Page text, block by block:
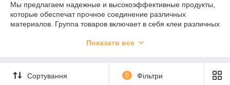
Мы предлагаем надежные и высокоэффективные продукты,
которые обеспечат прочное соединение различных
материалов. Группа товаров включает в себя клеи различных
варианты. Независимо от вашего проекта, наши клеи
будь то в ремонте, творчестве или профессиональных
задачах.
Показати все
Сортування 0 Фільтри